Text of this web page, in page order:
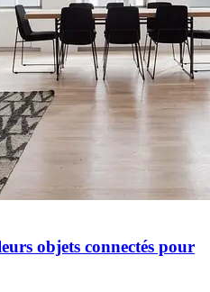
objets connectés pour